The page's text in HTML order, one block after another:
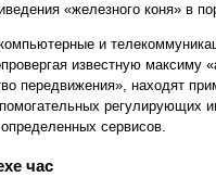
«железного коня» в
и
известную максиму
передвижения», находят
регулирующих
сервисов.
час